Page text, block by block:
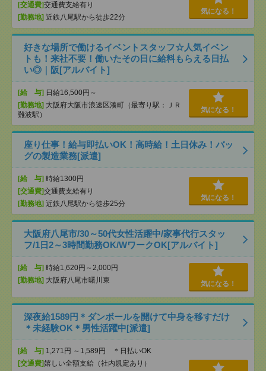
[交通費]交通費支給有り
[勤務地] 近鉄八尾駅から徒歩22分
気になる！
好きな場所で働けるイベントスタッフ☆人気イベン
トも！来社不要！働いたその日に給料もらえる日払
い◎｜阪[アルバイト]
[給 与] 日給16,500円～
[勤務地] 大阪府大阪市浪速区湊町（最寄り駅：ＪＲ
難波駅）
気になる！
座り仕事！給与即払いOK！高時給！土日休み！バッ
グの製造業務[派遣]
[給 与] 時給1300円
[交通費]交通費支給有り
[勤務地] 近鉄八尾駅から徒歩25分
気になる！
大阪府八尾市/30～50代女性活躍中/家事代行スタッ
フ/1日2～3時間勤務OK/WワークOK[アルバイト]
[給 与] 時給1,620円～2,000円
[勤務地] 大阪府八尾市曙川東 気になる！
深夜給1589円＊ダンボールを開けて中身を移すだけ
＊未経験OK＊男性活躍中[派遣]
[給 与] 1,271円 ～1,589円 ＊日払いOK
[交通費]嬉しい全額支給（社内規定あり）